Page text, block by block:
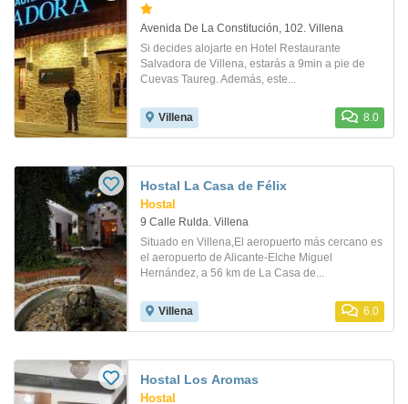
Avenida De La Constitución, 102. Villena
Si decides alojarte en Hotel Restaurante
Salvadora de Villena, estarás a 9min a pie de
Cuevas Taureg. Además, este...
Villena 8.0
Hostal La Casa de Félix
Hostal
9 Calle Rulda. Villena
Situado en Villena,El aeropuerto más cercano es
el aeropuerto de Alicante-Elche Miguel
Hernández, a 56 km de La Casa de...
Villena 6.0
Hostal Los Aromas
Hostal